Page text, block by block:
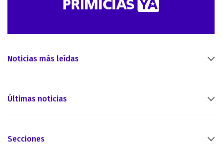
Noticias más leídas
Últimas noticias
Secciones